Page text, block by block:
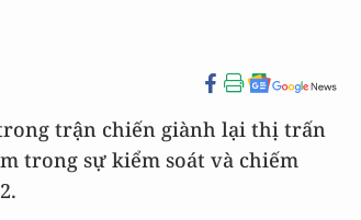
trận chiến giành lại thị trấn
trong sự kiểm soát và chiếm